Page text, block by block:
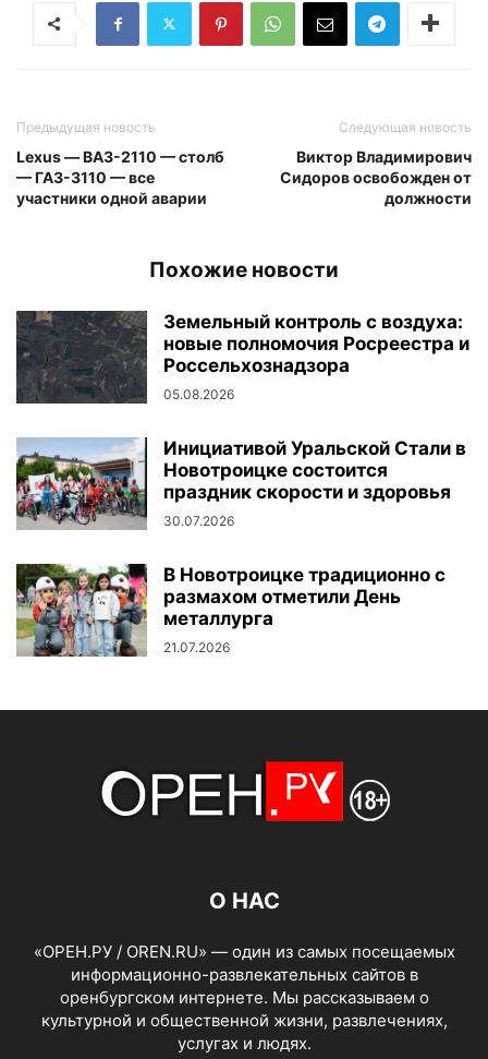
Предыдущая новость
Lexus — ВАЗ-2110 — столб
— ГАЗ-3110 — все
участники одной аварии
Следующая новость
Виктор Владимирович
Сидоров освобожден от
должности
Похожие новости
Земельный контроль с воздуха:
новые полномочия Росреестра и
Россельхознадзора
05.08.2026
Инициативой Уральской Стали в
Новотроицке состоится
праздник скорости и здоровья
30.07.2026
В Новотроицке традиционно с
размахом отметили День
металлурга
21.07.2026
О НАС
«ОРЕН.РУ / OREN.RU» — один из самых посещаемых
информационно-развлекательных сайтов в
оренбургском интернете. Мы рассказываем о
культурной и общественной жизни, развлечениях,
услугах и людях.